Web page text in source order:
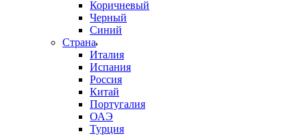
Коричневый
Черный
Синий
Страна
Италия
Испания
Россия
Китай
Португалия
ОАЭ
Турция